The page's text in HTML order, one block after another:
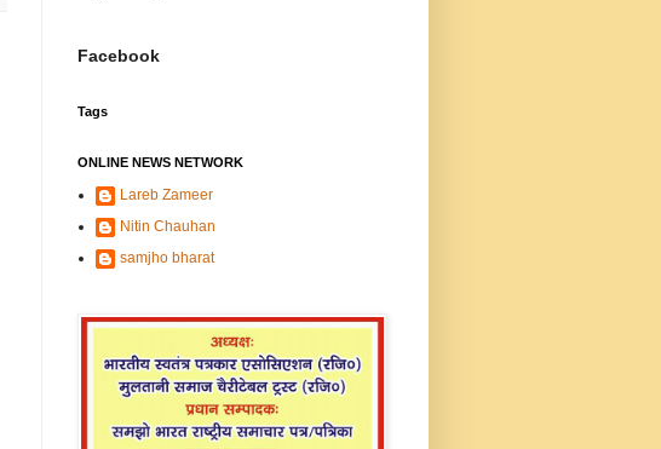
Facebook
Tags
ONLINE NEWS NETWORK
Lareb Zameer
Nitin Chauhan
samjho bharat